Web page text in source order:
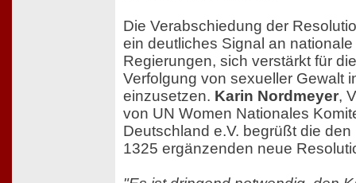
Die Verabschiedung der
ein deutliches Signal an nationale
Regierungen, sich verstärkt für die
Verfolgung von sexueller Gewalt
einzusetzen. Karin Nordmeyer,
von UN Women Nationales
Deutschland e.V. begrüßt die den
1325 ergänzenden neue